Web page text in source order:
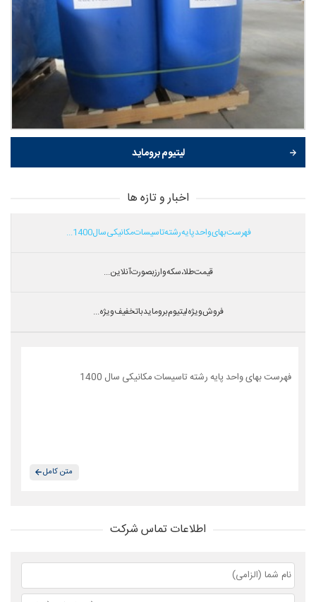
لیتیوم بروماید
اخبار و تازه ها
فهرست بهای واحد پایه رشته تاسیسات مکانیکی سال 1400...
قیمت طلا،سکه و ارز بصورت آنلاین...
فروش ویژه لیتیوم بروماید با تخفیف ویژه...
فهرست بهای واحد پایه رشته تاسیسات مکانیکی سال 1400
متن کامل
اطلاعات تماس شرکت